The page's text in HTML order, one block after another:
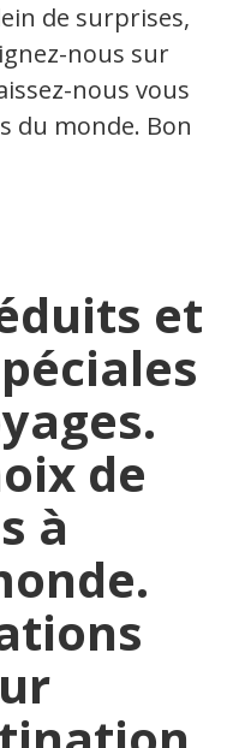
de surprises,
nous sur
nous vous
du monde. Bon
et
de
à